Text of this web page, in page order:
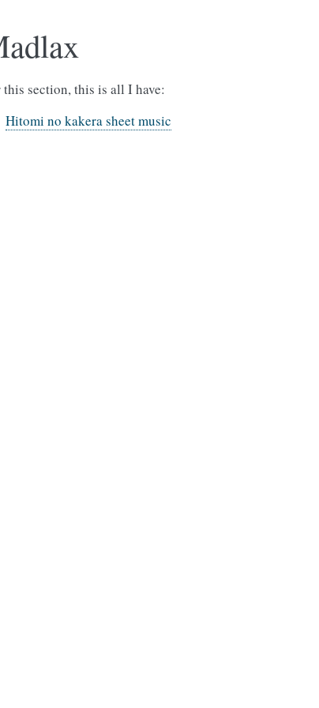
this section, this is all I have:
Hitomi no kakera sheet music